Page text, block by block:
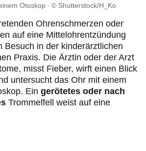
Otoskop
© Shutterstock/H_Ko
Ohrenschmerzen oder
auf eine Mittelohrentzündung
Besuch in der kinderärztlichen
Praxis. Die Ärztin oder der Arzt
misst Fieber, wirft einen Blick
untersucht das Ohr mit einem
Ein gerötetes oder nach
Trommelfell weist auf eine